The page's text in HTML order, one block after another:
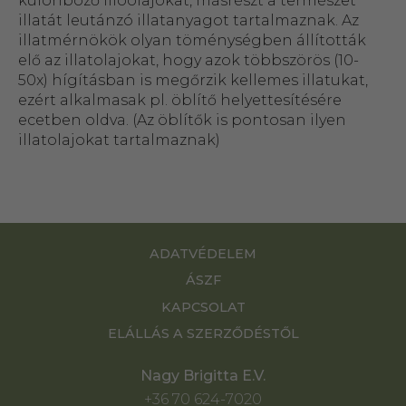
illatát leutánzó illatanyagot tartalmaznak. Az
illatmérnökök olyan töménységben állították
elő az illatolajokat, hogy azok többszörös (10-
50x) hígításban is megőrzik kellemes illatukat,
ezért alkalmasak pl. öblítő helyettesítésére
ecetben oldva. (Az öblítők is pontosan ilyen
illatolajokat tartalmaznak)
ADATVÉDELEM
ÁSZF
KAPCSOLAT
ELÁLLÁS A SZERZŐDÉSTŐL
Nagy Brigitta E.V.
+36 70 624-7020